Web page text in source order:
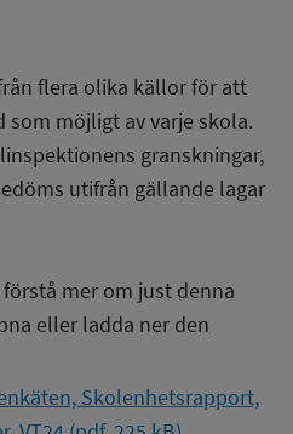
flera olika källor för att
som möjligt av varje skola.
granskningar,
utifrån gällande lagar
mer om just denna
eller ladda ner den
Skolenhetsrapport,